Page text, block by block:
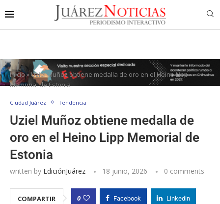
Inicio»Uziel Muñoz obtiene medalla de oro en el Heino Lipp
Memorial de Estonia
Ciudad Juárez Tendencia
Uziel Muñoz obtiene medalla de
oro en el Heino Lipp Memorial de
Estonia
written by EdiciónJuárez 18 junio, 2026 0 comments
COMPARTIR 0 Facebook Linkedin